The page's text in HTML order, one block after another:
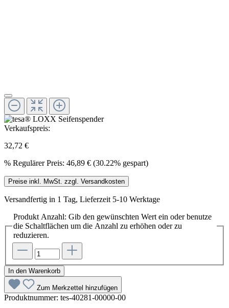
Verkaufspreis:
32,72 €
% Regulärer Preis: 46,89 € (30.22% gespart)
Preise inkl. MwSt. zzgl. Versandkosten
Versandfertig in 1 Tag, Lieferzeit 5-10 Werktage
Produkt Anzahl: Gib den gewünschten Wert ein oder benutze
die Schaltflächen um die Anzahl zu erhöhen oder zu
reduzieren.
In den Warenkorb
Zum Merkzettel hinzufügen
Produktnummer: tes-40281-00000-00